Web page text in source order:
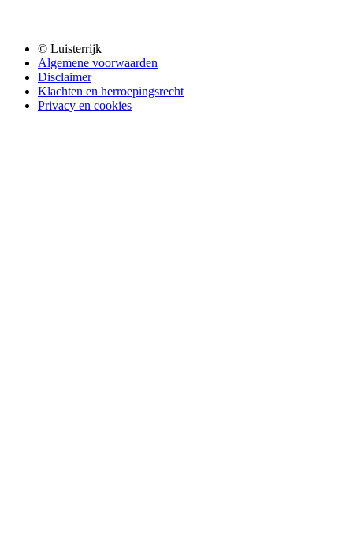
© Luisterrijk
Algemene voorwaarden
Disclaimer
Klachten en herroepingsrecht
Privacy en cookies